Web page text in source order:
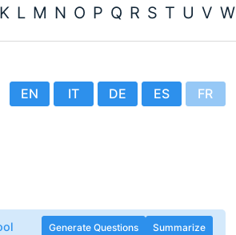
K L M N O P Q R S T U V W
EN IT DE ES FR
Generate Questions Summarize